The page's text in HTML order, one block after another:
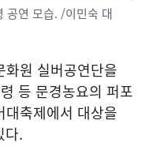
공연 모습. /이민숙 대
원 실버공연단을
등 문경농요의 퍼포
대축제에서 대상을
다.